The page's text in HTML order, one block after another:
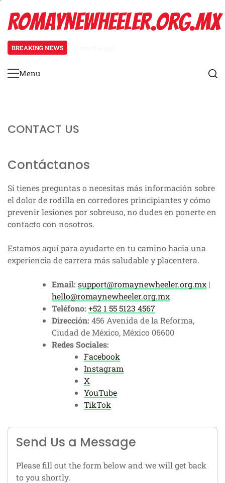
content
ROMAYNEWHEELER.ORG.MX
BREAKING NEWS
Primary
Menu
CONTACT US
Contáctanos
Si tienes preguntas o necesitas más información sobre
el dolor de rodilla en corredores principiantes y cómo
prevenir lesiones por sobreuso, no dudes en ponerte en
contacto con nosotros.
Estamos aquí para ayudarte en tu camino hacia una
experiencia de carrera más saludable y placentera.
Email: support@romaynewheeler.org.mx |
hello@romaynewheeler.org.mx
Teléfono: +52 1 55 5123 4567
Dirección: 456 Avenida de la Reforma,
Ciudad de México, México 06600
Redes Sociales:
Facebook
Instagram
X
YouTube
TikTok
Send Us a Message
Please fill out the form below and we will get back
to you shortly.